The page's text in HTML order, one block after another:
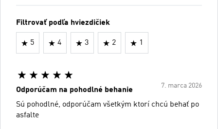
Filtrovať podľa hviezdičiek
5 4 3 2 1
7. marca 2026
Odporúčam na pohodlné behanie
Sú pohodlné, odporúčam všetkým ktorí chcú behať po
asfalte